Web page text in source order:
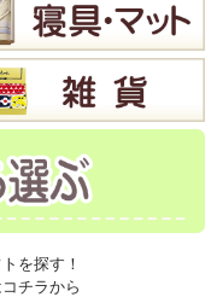
を探す！
チラから